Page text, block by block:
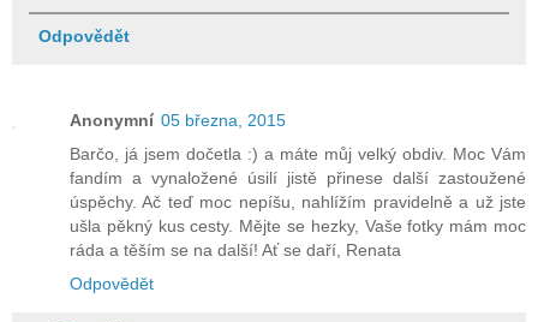
Odpovědět
Anonymní 05 března, 2015
Barčo, já jsem dočetla :) a máte můj velký obdiv. Moc Vám
fandím a vynaložené úsilí jistě přinese další zastoužené
úspěchy. Ač teď moc nepíšu, nahlížím pravidelně a už jste
ušla pěkný kus cesty. Mějte se hezky, Vaše fotky mám moc
ráda a těším se na další! Ať se daří, Renata
Odpovědět